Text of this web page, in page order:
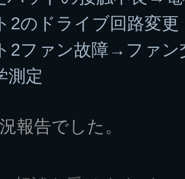
2のドライブ回路変更
2ファン故障→ファン
測定
報告でした。